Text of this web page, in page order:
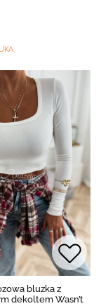
bluzka z
dekoltem Wasn’t